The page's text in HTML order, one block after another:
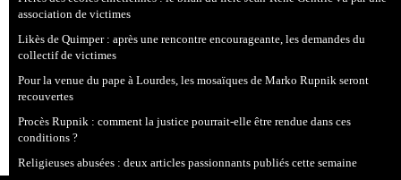
association de victimes
Likès de Quimper : après une rencontre encourageante, les demandes du
collectif de victimes
Pour la venue du pape à Lourdes, les mosaïques de Marko Rupnik seront
recouvertes
Procès Rupnik : comment la justice pourrait-elle être rendue dans ces
conditions ?
Religieuses abusées : deux articles passionnants publiés cette semaine